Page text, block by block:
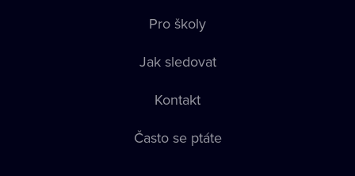
Pro školy
Jak sledovat
Kontakt
Často se ptáte